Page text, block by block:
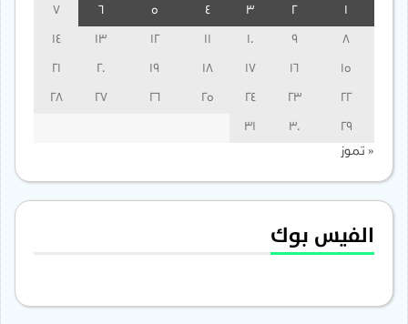
3
13
14
15
16
17
18
19
20
21
22
23
24
25
26
27
28
29
30
31
« تموز
الفيس بوك